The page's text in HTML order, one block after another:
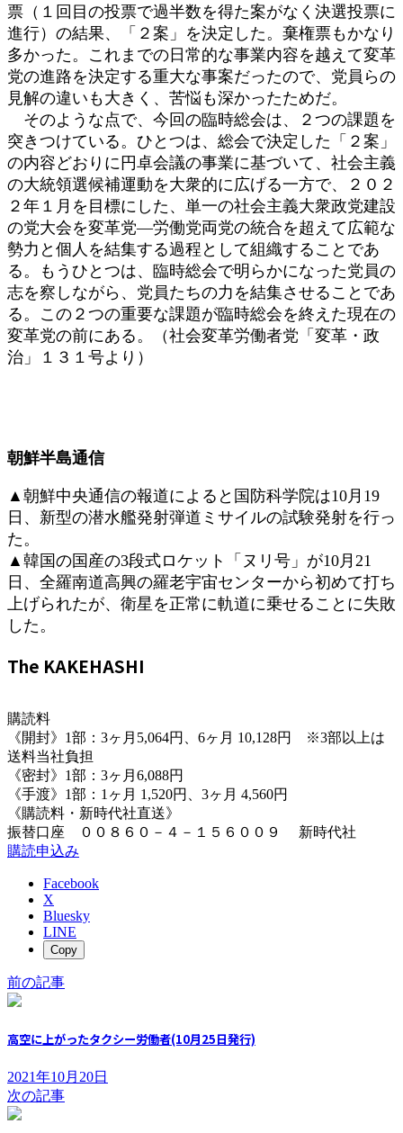
票（１回目の投票で過半数を得た案がなく決選投票に
進行）の結果、「２案」を決定した。棄権票もかなり
多かった。これまでの日常的な事業内容を越えて変革
党の進路を決定する重大な事案だったので、党員らの
見解の違いも大きく、苦悩も深かったためだ。
そのような点で、今回の臨時総会は、２つの課題を
突きつけている。ひとつは、総会で決定した「２案」
の内容どおりに円卓会議の事業に基づいて、社会主義
の大統領選候補運動を大衆的に広げる一方で、２０２
２年１月を目標にした、単一の社会主義大衆政党建設
の党大会を変革党―労働党両党の統合を超えて広範な
勢力と個人を結集する過程として組織することであ
る。もうひとつは、臨時総会で明らかになった党員の
志を察しながら、党員たちの力を結集させることであ
る。この２つの重要な課題が臨時総会を終えた現在の
変革党の前にある。（社会変革労働者党「変革・政
治」１３１号より）
朝鮮半島通信
▲朝鮮中央通信の報道によると国防科学院は10月19
日、新型の潜水艦発射弾道ミサイルの試験発射を行っ
た。
▲韓国の国産の3段式ロケット「ヌリ号」が10月21
日、全羅南道高興の羅老宇宙センターから初めて打ち
上げられたが、衛星を正常に軌道に乗せることに失敗
した。
The KAKEHASHI
購読料
《開封》1部：3ヶ月5,064円、6ヶ月 10,128円 ※3部以上は
送料当社負担
《密封》1部：3ヶ月6,088円
《手渡》1部：1ヶ月 1,520円、3ヶ月 4,560円
《購読料・新時代社直送》
振替口座 ００８６０－４－１５６００９ 新時代社
購読申込み
Facebook
X
Bluesky
LINE
Copy
前の記事
高空に上がったタクシー労働者(10月25日発行)
2021年10月20日
次の記事